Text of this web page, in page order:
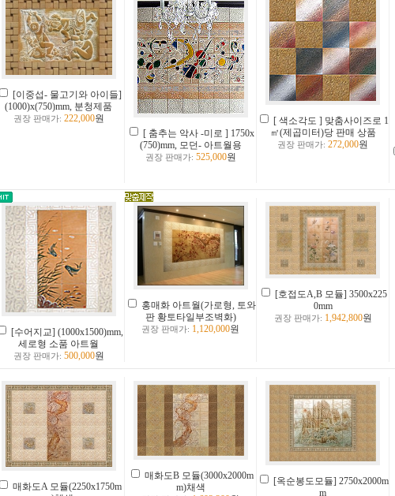
[이중섭- 물고기와 아이들]
(1000)x(750)mm, 분청제품
권장 판매가: 222,000원
[ 춤추는 악사 -미로 ] 1750x
(750)mm, 모던- 아트월용
권장 판매가: 525,000원
[ 색소각도 ] 맞춤사이즈로 1
㎡(제곱미터)당 판매 상품
권장 판매가:272,000원
[수어지교] (1000x1500)mm,
세로형 소품 아트월
권장 판매가: 500,000원
홍매화 아트월(가로형, 토와
판 황토타일부조벽화)
권장 판매가: 1,120,000원
[호접도A,B 모듈] 3500x225
0mm
권장 판매가: 1,942,800원
매화도A 모듈(2250x1750m
매화도B 모듈(3000x2000m
m)채색
[옥순봉도모듈] 2750x2000m
m